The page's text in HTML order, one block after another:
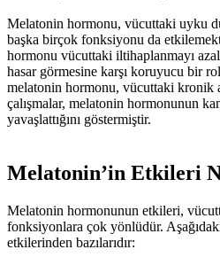
Melatonin hormonu, vücuttaki uyku
başka birçok fonksiyonu da
hormonu vücuttaki iltihaplanmayı
hasar görmesine karşı koruyucu bir
melatonin hormonu, vücuttaki kronik
çalışmalar, melatonin hormonunun
yavaşlattığını göstermiştir.
Melatonin’in Etkileri
Melatonin hormonunun etkileri,
fonksiyonlara çok yönlüdür.
etkilerinden bazılarıdır: